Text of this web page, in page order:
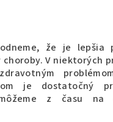
že je lepšia
V niektorých
je dostatočný
z času na